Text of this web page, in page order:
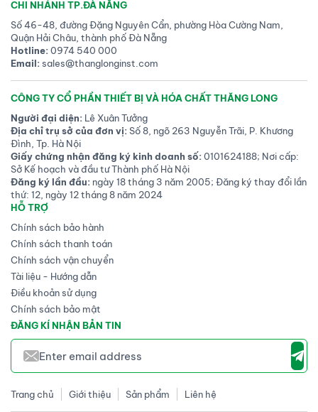
CHI NHÁNH TP.ĐÀ NẴNG
Số 46-48, đường Đặng Nguyên Cẩn, phường Hòa Cường Nam,
Quận Hải Châu, thành phố Đà Nẵng
Hotline:0974 540 000
Email:sales@thanglonginst.com
CÔNG TY CỔ PHẦN THIẾT BỊ VÀ HÓA CHẤT THĂNG LONG
Người đại diện: Lê Xuân Tưởng
Địa chỉ trụ sở của đơn vị:Số 8, ngõ 263 Nguyễn Trãi, P. Khương
Đình, Tp. Hà Nội
Giấy chứng nhận đăng ký kinh doanh số:0101624188; Nơi cấp:
Sở Kế hoạch và đầu tư Thành phố Hà Nội
Đăng ký lần đầu: ngày 18 tháng 3 năm 2005; Đăng ký thay đổi lần
thứ: 12, ngày 12 tháng 8 năm 2024
HỖ TRỢ
Chính sách bảo hành
Chính sách thanh toán
Chính sách vận chuyển
Tài liệu - Hướng dẫn
Điều khoản sử dụng
Chính sách bảo mật
ĐĂNG KÍ NHẬN BẢN TIN
Trang chủ Giới thiệu Sản phẩm Liên hệ